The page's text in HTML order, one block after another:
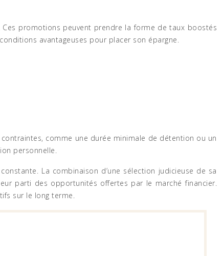
promotions peuvent prendre la forme de taux boostés
avantageuses pour placer son épargne.
comme une durée minimale de détention ou un
personnelle.
La combinaison d’une sélection judicieuse de sa
parti des opportunités offertes par le marché financier.
sur le long terme.